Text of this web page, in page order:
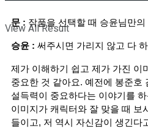
View All Result
문 : 작품을 선택할 때 승윤님만
승윤 : 써주시면 가리지 않고 다
제가 이해하기 쉽고 제가 가진 이
중요한 것 같아요. 예전에 봉준호
설득력이 중요하다는 이야기를
이미지가 캐릭터와 잘 맞을 때 보
들이고, 저 역시 자신감이 생긴다